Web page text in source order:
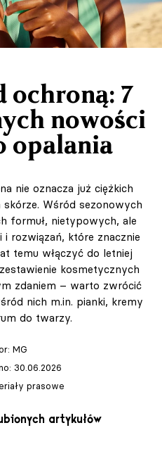
ochroną: 7
nowości
opalania
nie oznacza już ciężkich
Wśród sezonowych
formuł, nietypowych, ale
rozwiązań, które znacznie
temu włączyć do letniej
kosmetycznych
zdaniem – warto zwrócić
nich m.in. pianki, kremy
do twarzy.
MG
30.06.2026
prasowe
artykułów